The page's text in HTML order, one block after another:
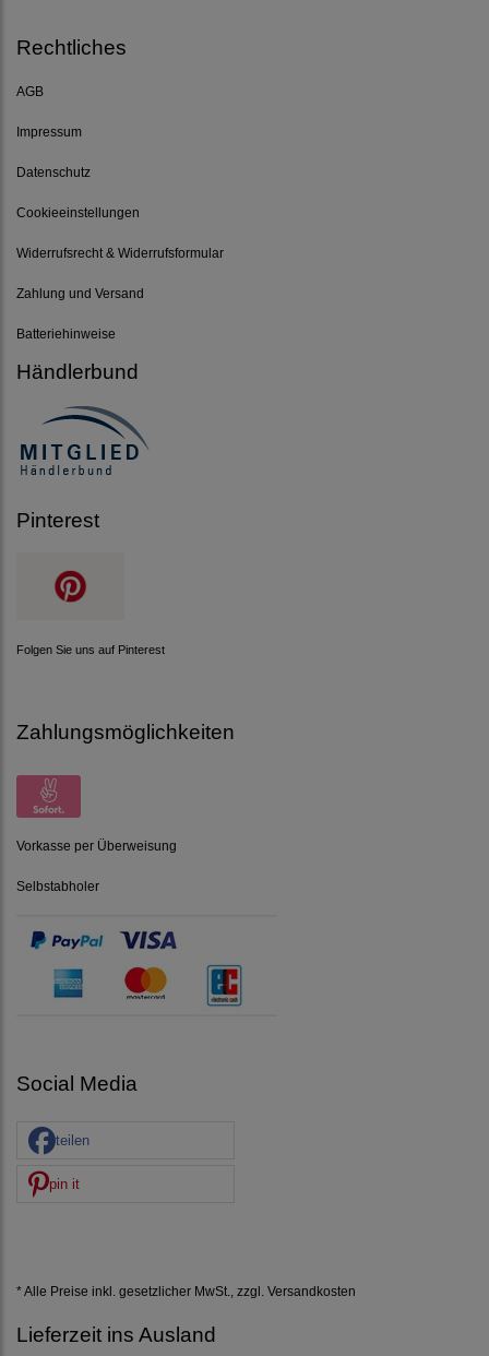
Rechtliches
AGB
Impressum
Datenschutz
Cookieeinstellungen
Widerrufsrecht & Widerrufsformular
Zahlung und Versand
Batteriehinweise
Händlerbund
Pinterest
Folgen Sie uns auf Pinterest
Zahlungsmöglichkeiten
Vorkasse per Überweisung
Selbstabholer
Social Media
teilen
pin it
* Alle Preise inkl. gesetzlicher MwSt., zzgl. Versandkosten
Lieferzeit ins Ausland